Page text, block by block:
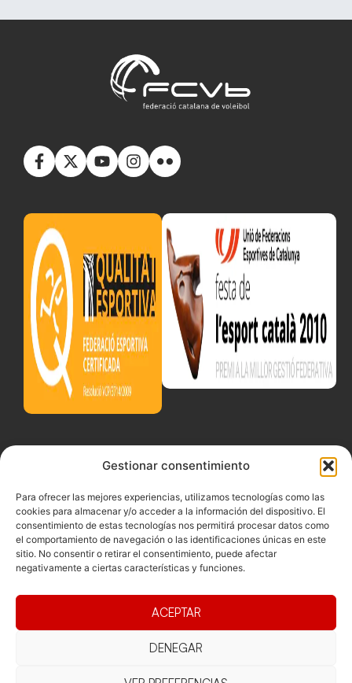
Gestionar consentimiento
Para ofrecer las mejores experiencias, utilizamos tecnologías como las
cookies para almacenar y/o acceder a la información del dispositivo. El
consentimiento de estas tecnologías nos permitirá procesar datos como
el comportamiento de navegación o las identificaciones únicas en este
sitio. No consentir o retirar el consentimiento, puede afectar
negativamente a ciertas características y funciones.
ACEPTAR
DENEGAR